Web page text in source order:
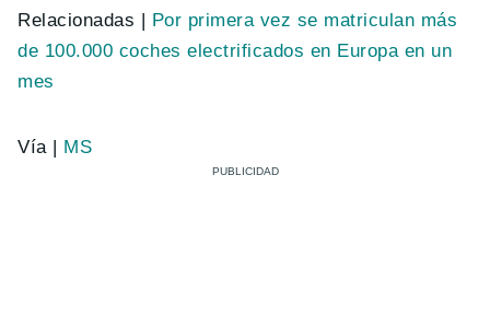
Relacionadas | Por primera vez se matriculan más
de 100.000 coches electrificados en Europa en un
mes
Vía | MS